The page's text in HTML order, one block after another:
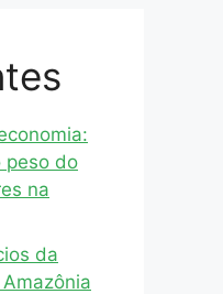
peso do
na
da